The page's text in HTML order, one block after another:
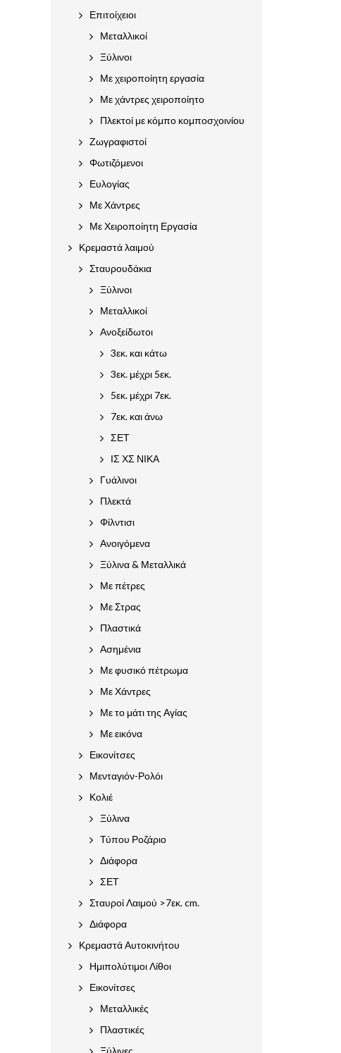
Επιτοίχειοι
Μεταλλικοί
Ξύλινοι
Με χειροποίητη εργασία
Με χάντρες χειροποίητο
Πλεκτοί με κόμπο κομποσχοινίου
Ζωγραφιστοί
Φωτιζόμενοι
Ευλογίας
Με Χάντρες
Με Χειροποίητη Εργασία
Κρεμαστά λαιμού
Σταυρουδάκια
Ξύλινοι
Μεταλλικοί
Ανοξείδωτοι
3εκ. και κάτω
3εκ. μέχρι 5εκ.
5εκ. μέχρι 7εκ.
7εκ. και άνω
ΣΕΤ
ΙΣ ΧΣ ΝΙΚΑ
Γυάλινοι
Πλεκτά
Φίλντισι
Ανοιγόμενα
Ξύλινα & Μεταλλικά
Με πέτρες
Με Στρας
Πλαστικά
Ασημένια
Με φυσικό πέτρωμα
Με Χάντρες
Με το μάτι της Αγίας
Με εικόνα
Εικονίτσες
Μενταγιόν-Ρολόι
Κολιέ
Ξύλινα
Τύπου Ροζάριο
Διάφορα
ΣΕΤ
Σταυροί Λαιμού >7εκ. cm.
Διάφορα
Κρεμαστά Αυτοκινήτου
Ημιπολύτιμοι Λίθοι
Εικονίτσες
Μεταλλικές
Πλαστικές
Ξύλινες